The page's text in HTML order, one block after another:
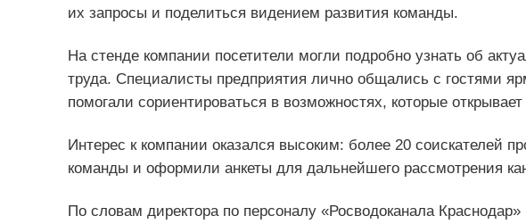
их запросы и поделиться видением развития команды.
На стенде компании посетители могли подробно узнать об
труда. Специалисты предприятия лично общались с гостями
помогали сориентироваться в возможностях, которые
Интерес к компании оказался высоким: более 20 соискателей
команды и оформили анкеты для дальнейшего рассмотрения
По словам директора по персоналу «Росводоканала Краснодар»